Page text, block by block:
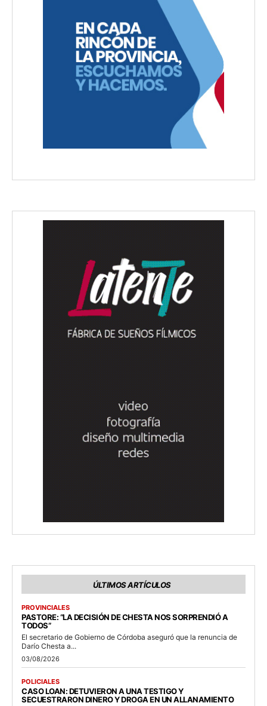
ÚLTIMOS ARTÍCULOS
PROVINCIALES
PASTORE: “LA DECISIÓN DE CHESTA NOS SORPRENDIÓ A
TODOS”
El secretario de Gobierno de Córdoba aseguró que la renuncia de
Darío Chesta a...
03/08/2026
POLICIALES
CASO LOAN: DETUVIERON A UNA TESTIGO Y
SECUESTRARON DINERO Y DROGA EN UN ALLANAMIENTO